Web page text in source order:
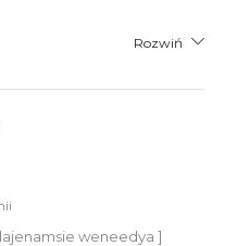
Rozwiń
weneedya ]